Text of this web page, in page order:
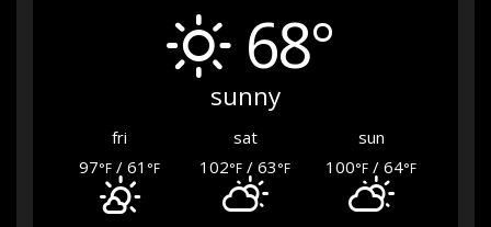
68°
sunny
fri sat
sun
97°F / 61 °F 102°F / 63°F 100°F / 64°F